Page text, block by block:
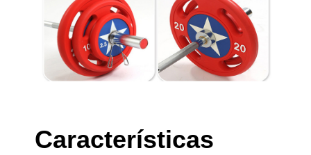
Características